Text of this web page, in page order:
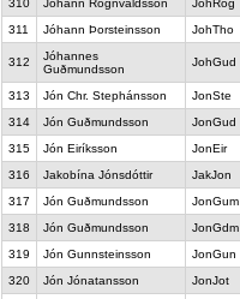
310
Jóhann Rögnvaldsson JohRog
311
Jóhann Þorsteinsson JohTho
312
Jóhannes
Guðmundsson
JohGud
313 Jón Chr. Stephánsson JonSte
314
Jón Guðmundsson JonGud
315
Jón Eiríksson JonEir
316
Jakobína Jónsdóttir JakJon
317
Jón Guðmundsson JonGum
318
Jón Guðmundsson JonGdm
319
Jón Gunnsteinsson JonGun
320
Jón Jónatansson JonJot